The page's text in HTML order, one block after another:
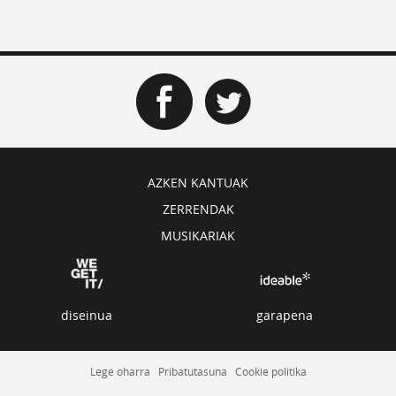
AZKEN KANTUAK
ZERRENDAK
MUSIKARIAK
diseinua garapena
Lege oharra Pribatutasuna Cookie politika